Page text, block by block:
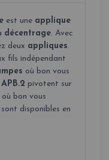
est une applique
décentrage. Avec
deux appliques.
fils indépendant
où bon vous
pivotent sur
où bon vous
sont disponibles en